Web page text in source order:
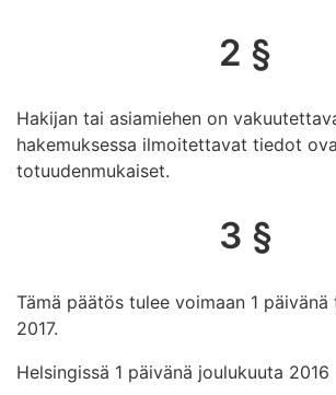
2 §
Hakijan tai asiamiehen on
hakemuksessa ilmoitettavat tiedot
totuudenmukaiset.
3 §
Tämä päätös tulee voimaan 1 päivänä
2017.
Helsingissä 1 päivänä joulukuuta 2016